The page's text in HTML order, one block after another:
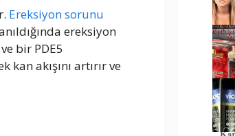
Ereksiyon sorunu
ereksiyon
bir PDE5
akışını artırır ve